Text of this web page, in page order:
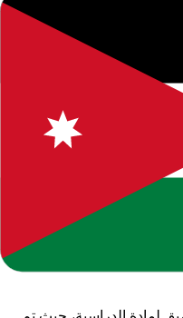
المصدر عند النقل.
والتعليمي فقط.
سلمان
، وهو جزء من الموارد
والمعلمين للعام الدراسي